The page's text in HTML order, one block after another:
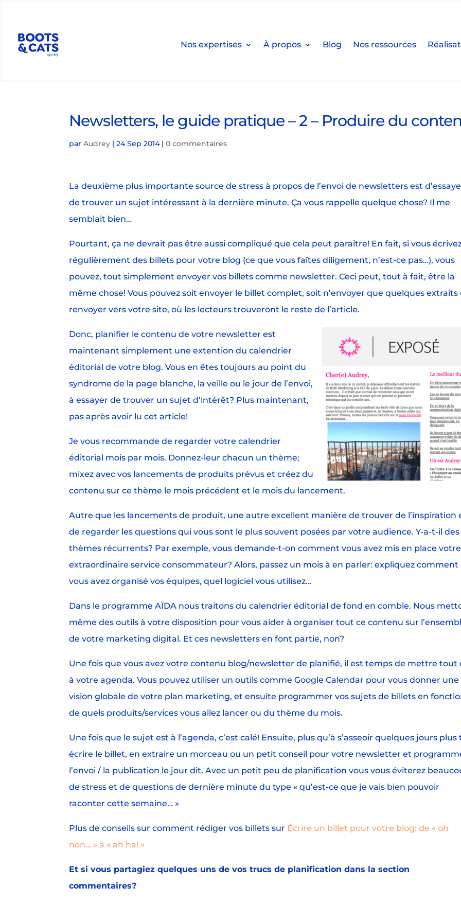
Nos expertises À propos Blog Nos ressources
Newsletters, le guide pratique – 2 – Produire du
parAudrey |24 Sep 2014|0 commentaires
La deuxième plus importante source de stress à propos de l’envoi de newsletters est
de trouver un sujet intéressant à la dernière minute. Ça vous rappelle quelque chose? Il me
semblait bien…
Pourtant, ça ne devrait pas être aussi compliqué que cela peut paraître! En fait, si vous
régulièrement des billets pour votre blog (ce que vous faîtes diligement, n’est-ce pas…), vous
pouvez, tout simplement envoyer vos billets comme newsletter. Ceci peut, tout à fait, être la
même chose! Vous pouvez soit envoyer le billet complet, soit n’envoyer que quelques extraits
renvoyer vers votre site, où les lecteurs trouveront le reste de l’article.
Donc, planifier le contenu de votre newsletter est
maintenant simplement une extention du calendrier
éditorial de votre blog. Vous en êtes toujours au point du
syndrome de la page blanche, la veille ou le jour de l’envoi,
à essayer de trouver un sujet d’intérêt? Plus maintenant,
pas après avoir lu cet article!
Je vous recommande de regarder votre calendrier
éditorial mois par mois. Donnez-leur chacun un thème;
mixez avec vos lancements de produits prévus et créez du
contenu sur ce thème le mois précédent et le mois du lancement.
Autre que les lancements de produit, une autre excellent manière de trouver de l’inspiration
de regarder les questions qui vous sont le plus souvent posées par votre audience. Y-a-t-il des
thèmes récurrents? Par exemple, vous demande-t-on comment vous avez mis en place votre
extraordinaire service consommateur? Alors, passez un mois à en parler: expliquez comment
vous avez organisé vos équipes, quel logiciel vous utilisez…
Dans le programme AÏDA nous traitons du calendrier éditorial de fond en comble. Nous
même des outils à votre disposition pour vous aider à organiser tout ce contenu sur
de votre marketing digital. Et ces newsletters en font partie, non?
Une fois que vous avez votre contenu blog/newsletter de planifié, il est temps de mettre tout
à votre agenda. Vous pouvez utiliser un outils comme Google Calendar pour vous donner une
vision globale de votre plan marketing, et ensuite programmer vos sujets de billets en
de quels produits/services vous allez lancer ou du thème du mois.
Une fois que le sujet est à l’agenda, c’est calé! Ensuite, plus qu’à s’asseoir quelques jours plus
écrire le billet, en extraire un morceau ou un petit conseil pour votre newsletter et
l’envoi / la publication le jour dit. Avec un petit peu de planification vous vous éviterez
de stress et de questions de dernière minute du type « qu’est-ce que je vais bien pouvoir
raconter cette semaine… »
Plus de conseils sur comment rédiger vos billets sur Écrire un billet pour votre blog: de « oh
non… » à « ah ha! »
Et si vous partagiez quelques uns de vos trucs de planification dans la section
commentaires?